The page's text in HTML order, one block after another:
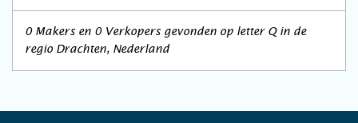
0 Makers en 0 Verkopers gevonden op letter Q in de
regio Drachten, Nederland